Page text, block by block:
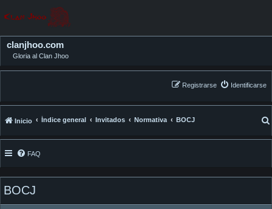
clanjhoo.com
Gloria al Clan Jhoo
Identificarse
Registrarse
Inicio Índice general Invitados Normativa BOCJ
FAQ
BOCJ